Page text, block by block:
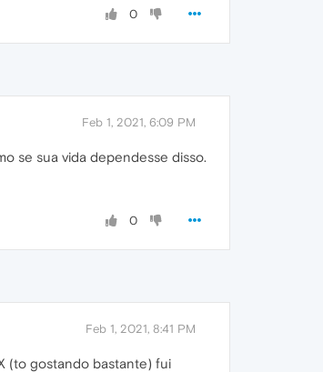
0
Feb 1, 2021, 6:09 PM
se sua vida dependesse disso.
0
Feb 1, 2021, 8:41 PM
(to gostando bastante) fui